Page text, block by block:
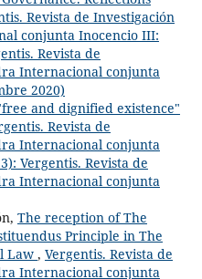
Revista de Investigación
conjunta Inocencio III:
Revista de
Internacional conjunta
2020)
and dignified existence"
Revista de
Internacional conjunta
Vergentis. Revista de
Internacional conjunta
The reception of The
Principle in The
Law , Vergentis. Revista de
Internacional conjunta